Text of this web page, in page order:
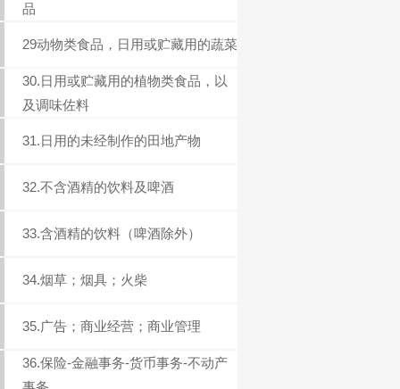
品
29动物类食品，日用或贮藏用的蔬菜
30.日用或贮藏用的植物类食品，以
及调味佐料
31.日用的未经制作的田地产物
32.不含酒精的饮料及啤酒
33.含酒精的饮料（啤酒除外）
34.烟草；烟具；火柴
35.广告；商业经营；商业管理
36.保险-金融事务-货币事务-不动产